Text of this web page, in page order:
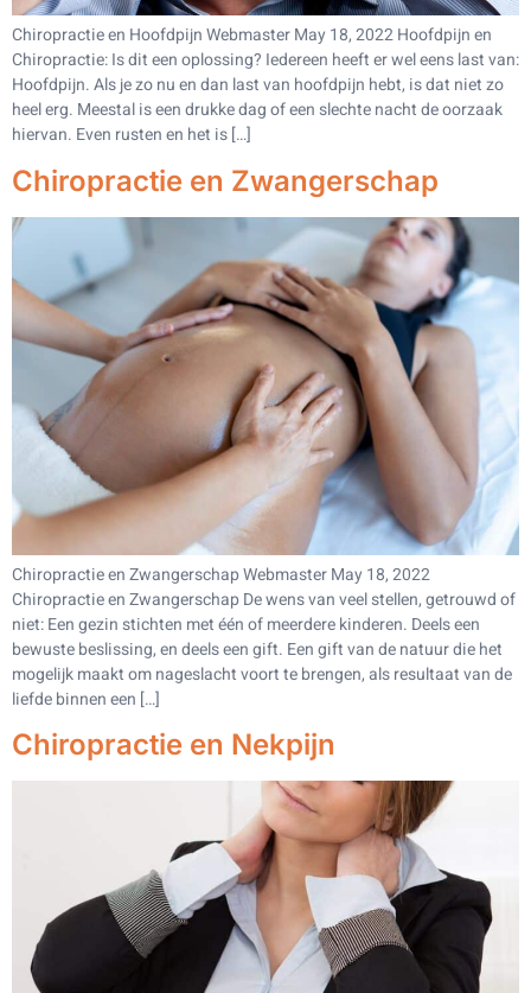
Chiropractie en Hoofdpijn Webmaster May 18, 2022 Hoofdpijn en
Chiropractie: Is dit een oplossing? Iedereen heeft er wel eens last van:
Hoofdpijn. Als je zo nu en dan last van hoofdpijn hebt, is dat niet zo
heel erg. Meestal is een drukke dag of een slechte nacht de oorzaak
hiervan. Even rusten en het is […]
Chiropractie en Zwangerschap
Chiropractie en Zwangerschap Webmaster May 18, 2022
Chiropractie en Zwangerschap De wens van veel stellen, getrouwd of
niet: Een gezin stichten met één of meerdere kinderen. Deels een
bewuste beslissing, en deels een gift. Een gift van de natuur die het
mogelijk maakt om nageslacht voort te brengen, als resultaat van de
liefde binnen een […]
Chiropractie en Nekpijn